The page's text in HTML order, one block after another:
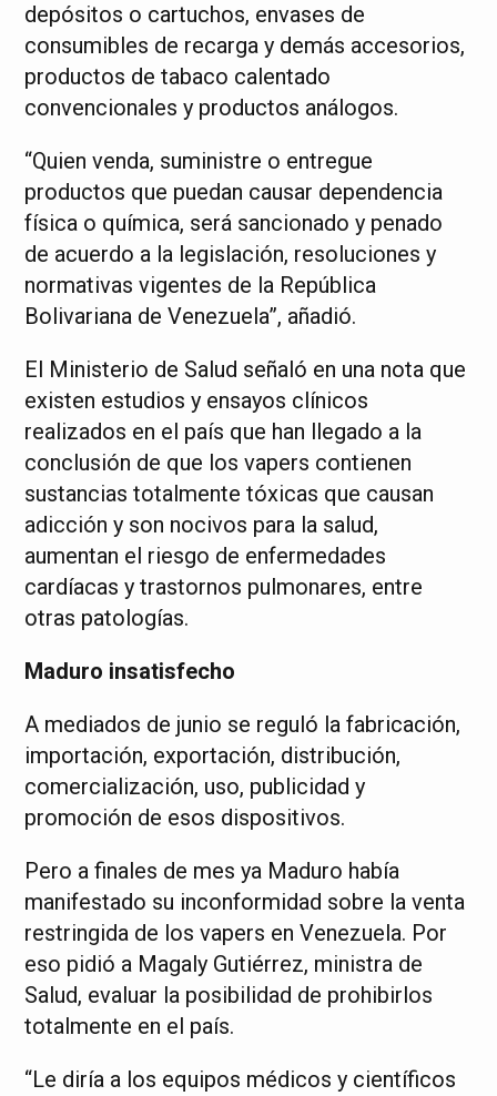
depósitos o cartuchos, envases de
consumibles de recarga y demás accesorios,
productos de tabaco calentado
convencionales y productos análogos.
“Quien venda, suministre o entregue
productos que puedan causar dependencia
física o química, será sancionado y penado
de acuerdo a la legislación, resoluciones y
normativas vigentes de la República
Bolivariana de Venezuela”, añadió.
El Ministerio de Salud señaló en una nota que
existen estudios y ensayos clínicos
realizados en el país que han llegado a la
conclusión de que los vapers contienen
sustancias totalmente tóxicas que causan
adicción y son nocivos para la salud,
aumentan el riesgo de enfermedades
cardíacas y trastornos pulmonares, entre
otras patologías.
Maduro insatisfecho
A mediados de junio se reguló la fabricación,
importación, exportación, distribución,
comercialización, uso, publicidad y
promoción de esos dispositivos.
Pero a finales de mes ya Maduro había
manifestado su inconformidad sobre la venta
restringida de los vapers en Venezuela. Por
eso pidió a Magaly Gutiérrez, ministra de
Salud, evaluar la posibilidad de prohibirlos
totalmente en el país.
“Le diría a los equipos médicos y científicos